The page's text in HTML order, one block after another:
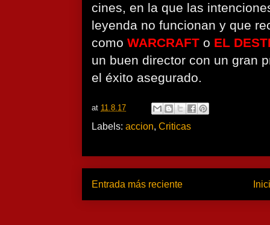
cines, en la que las
leyenda no funcionan y que
como WARCRAFT o EL
un buen director con un gran
el éxito asegurado.
at 11.8.17
Labels: accion, Criticas
Entrada más reciente